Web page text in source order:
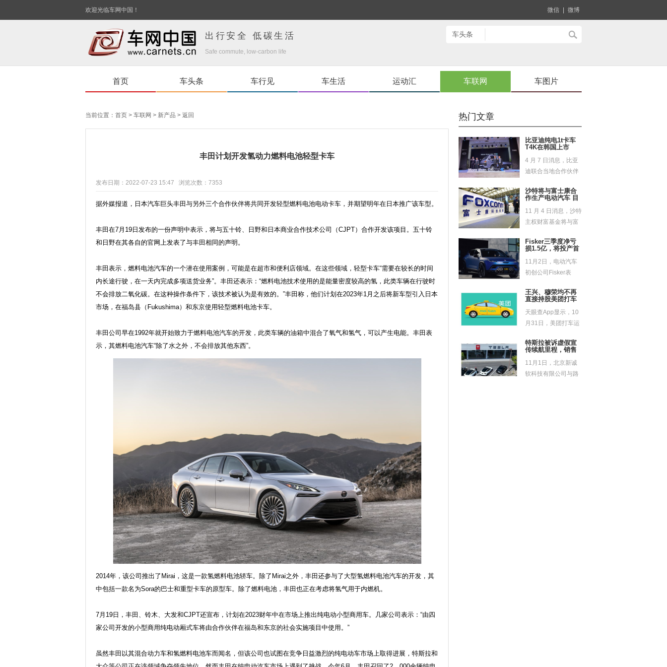
欢迎光临车网中国！ 微信 微博
出行安全 低碳生活
Safe commute, low-carbon life
首页 车头条 车行见 车生活 运动汇 车联网 车图片
当前位置： 首页 > 车联网 > 新产品 > 返回
丰田计划开发氢动力燃料电池轻型卡车
发布日期：2022-07-23 15:47 浏览次数： 7353
据外媒报道，日本汽车巨头丰田与另外三个合作伙伴将共同开发轻型燃料电池电动卡车，并期望明年在日本推广该车型。
丰田在7月19日发布的一份声明中表示，将与五十铃、日野和日本商业合作技术公司（CJPT）合作开发该项目。五十铃
和日野在其各自的官网上发表了与丰田相同的声明。
丰田表示，燃料电池汽车的一个潜在使用案例，可能是在超市和便利店领域。在这些领域，轻型卡车“需要在较长的时间
内长途行驶，在一天内完成多项送货业务”。丰田还表示：“燃料电池技术使用的是能量密度较高的氢，此类车辆在行驶时
不会排放二氧化碳。在这种操作条件下，该技术被认为是有效的。”丰田称，他们计划在2023年1月之后将新车型引入日本
市场，在福岛县（Fukushima）和东京使用轻型燃料电池卡车。
丰田公司早在1992年就开始致力于燃料电池汽车的开发，此类车辆的油箱中混合了氧气和氢气，可以产生电能。丰田表
示，其燃料电池汽车“除了水之外，不会排放其他东西”。
2014年，该公司推出了Mirai，这是一款氢燃料电池轿车。除了Mirai之外，丰田还参与了大型氢燃料电池汽车的开发，其
中包括一款名为Sora的巴士和重型卡车的原型车。除了燃料电池，丰田也正在考虑将氢气用于内燃机。
7月19日，丰田、铃木、大发和CJPT还宣布，计划在2023财年中在市场上推出纯电动小型商用车。几家公司表示：“由四
家公司开发的小型商用纯电动厢式车将由合作伙伴在福岛和东京的社会实施项目中使用。”
虽然丰田以其混合动力车和氢燃料电池车而闻名，但该公司也试图在竞争日益激烈的纯电动车市场上取得进展，特斯拉和
热门文章
比亚迪纯电1t卡车
T4K在韩国上市
4 月 7 日消息，比亚
迪联合当地合作伙伴
沙特将与富士康合
作生产电动汽车 目
11 月 4 日消息，沙特
主权财富基金将与富
Fisker三季度净亏
损1.5亿，将投产首
11月2日，电动汽车
初创公司Fisker表
划...
王兴、穆荣均不再
直接持股美团打车
天眼查App显示，10
月31日，美团打车运
技...
特斯拉被诉虚假宣
传续航里程，销售
达不到，但拒绝退
车
11月1日，北京新诚
软科技有限公司与路